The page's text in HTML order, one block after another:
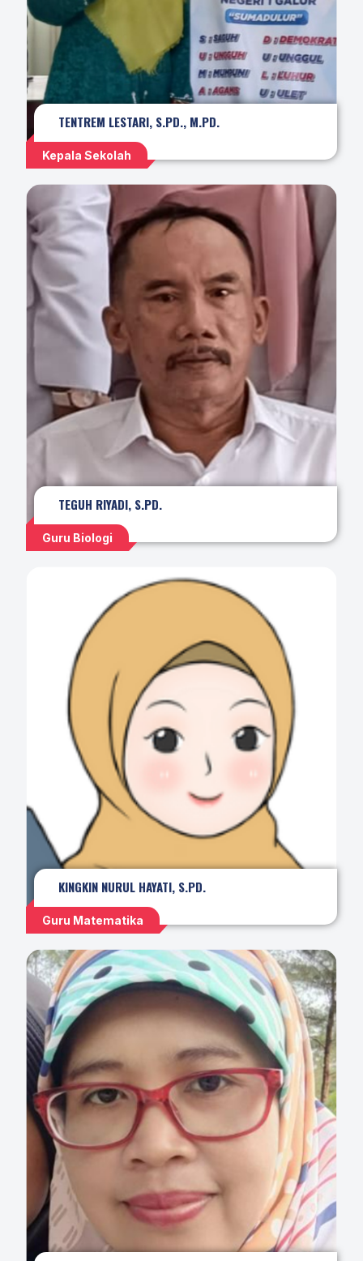
TENTREM LESTARI, S.PD., M.PD.
Kepala Sekolah
TEGUH RIYADI, S.PD.
Guru Biologi
KINGKIN NURUL HAYATI, S.PD.
Guru Matematika